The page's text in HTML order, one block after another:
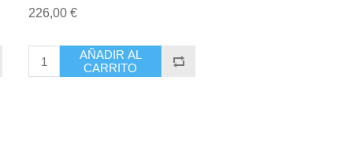
226,00 €
AÑADIR AL
CARRITO